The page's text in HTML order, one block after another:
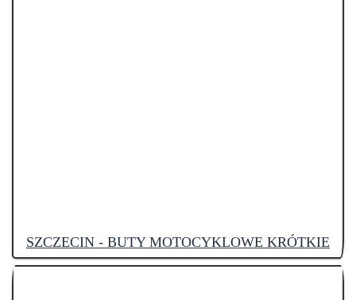
SZCZECIN - BUTY MOTOCYKLOWE KRÓTKIE